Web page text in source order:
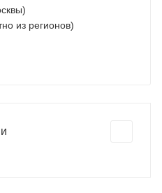
из регионов)